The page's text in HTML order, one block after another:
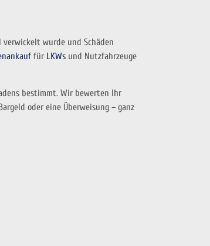
verwickelt wurde und Schäden
für LKWs und Nutzfahrzeuge
bestimmt. Wir bewerten Ihr
oder eine Überweisung – ganz